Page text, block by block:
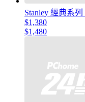
Stanley 經典系
$1,380
$1,480